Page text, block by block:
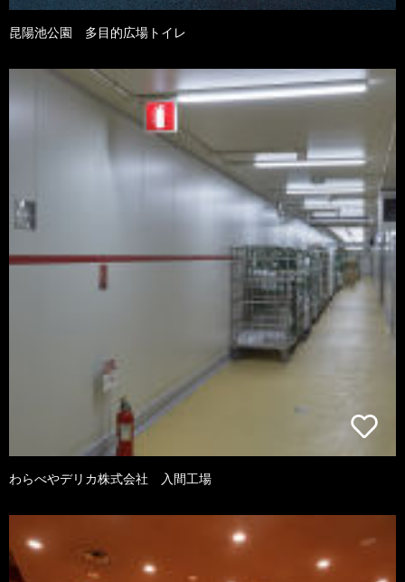
昆陽池公園 多目的広場トイレ
わらべやデリカ株式会社 入間工場